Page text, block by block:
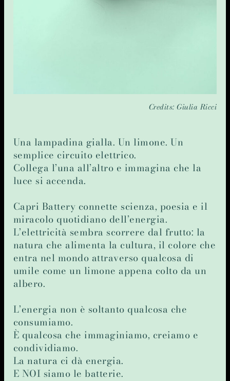
Credits: Giulia Ricci
Una lampadina gialla. Un limone. Un
semplice circuito elettrico.
Collega l’una all’altro e immagina che la
luce si accenda.
Capri Battery connette scienza, poesia e il
miracolo quotidiano dell’energia.
L’elettricità sembra scorrere dal frutto: la
natura che alimenta la cultura, il colore che
entra nel mondo attraverso qualcosa di
umile come un limone appena colto da un
albero.
L’energia non è soltanto qualcosa che
consumiamo.
È qualcosa che immaginiamo, creiamo e
condividiamo.
La natura ci dà energia.
E NOI siamo le batterie.